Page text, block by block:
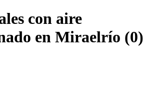
con aire
en Miraelrío (0)